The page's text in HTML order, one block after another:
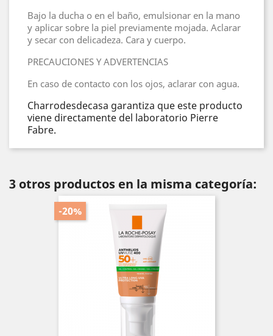
Bajo la ducha o en el baño, emulsionar en la mano
y aplicar sobre la piel previamente mojada. Aclarar
y secar con delicadeza. Cara y cuerpo.
PRECAUCIONES Y ADVERTENCIAS
En caso de contacto con los ojos, aclarar con agua.
Charrodesdecasa garantiza que este producto
viene directamente del laboratorio Pierre
Fabre.
3 otros productos en la misma categoría:
-20%